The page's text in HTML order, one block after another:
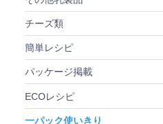
チーズ類
簡単レシピ
パッケージ掲載
ECOレシピ
一パック使いきり